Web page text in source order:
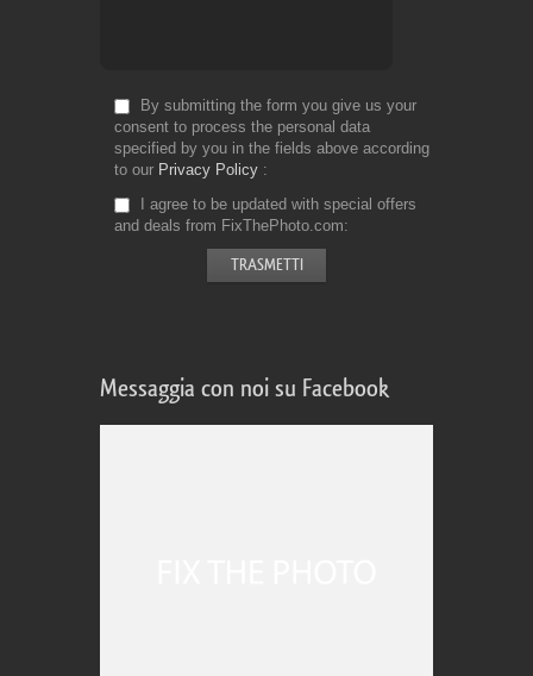
By submitting the form you give us your
consent to process the personal data
specified by you in the fields above according
to our Privacy Policy
I agree to be updated with special offers
and deals from FixThePhoto.com
Messaggia con noi su Facebook